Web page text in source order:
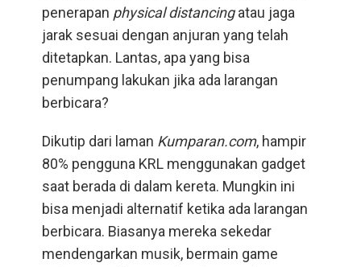
penerapan physical distancingatau jaga
jarak sesuai dengan anjuran yang telah
ditetapkan. Lantas, apa yang bisa
penumpang lakukan jika ada larangan
berbicara?
Dikutip dari laman Kumparan.com, hampir
80% pengguna KRL menggunakan gadget
saat berada di dalam kereta. Mungkin ini
bisa menjadi alternatif ketika ada larangan
berbicara. Biasanya mereka sekedar
mendengarkan musik, bermain game